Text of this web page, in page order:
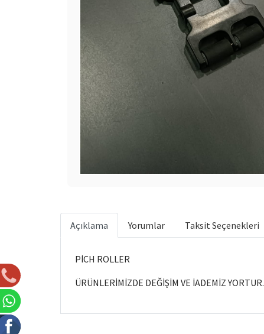
Açıklama Yorumlar Taksit Seçenekleri
PİCH ROLLER
ÜRÜNLERİMİZDE DEĞİŞİM VE İADEMİZ YORTUR.